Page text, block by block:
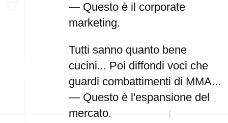
— Questo è il corporate
marketing.
Tutti sanno quanto bene
cucini... Poi diffondi voci che
guardi combattimenti di MMA...
— Questo è l'espansione del
mercato.